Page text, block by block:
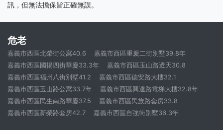
訊，但無法擔保皆正確無誤。
危老
嘉義市西區北榮街公寓40.6
嘉義市西區重慶二街別墅39.8年
嘉義市西區國揚四街華廈33.3年
嘉義市西區玉山路透天30.8
嘉義市西區福州八街別墅41.2
嘉義市西區德安路大樓32.1
嘉義市西區玉山路公寓33.7年
嘉義市西區興達路電梯大樓32.8年
嘉義市西區民生南路華廈37.5
嘉義市西區民族路套房33.8
嘉義市西區新榮路套房42.7
嘉義市西區自強街別墅36.3年